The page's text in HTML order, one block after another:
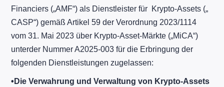
Financiers („AMF“) als Dienstleister für Krypto-Assets („
CASP“) gemäß Artikel 59 der Verordnung 2023/1114
vom 31. Mai 2023 über Krypto-Asset-Märkte („MiCA“)
unterder Nummer A2025-003 für die Erbringung der
folgenden Dienstleistungen zugelassen:
• Die Verwahrung und Verwaltung von Krypto-Assets